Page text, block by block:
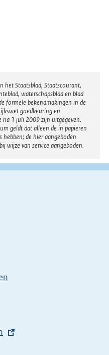
het Staatsblad, Staatscourant,
waterschapsblad en blad
formele bekendmakingen in de
goedkeuring en
na 1 juli 2009 zijn uitgegeven.
geldt dat alleen de in papieren
de hier aangeboden
wijze van service aangeboden.